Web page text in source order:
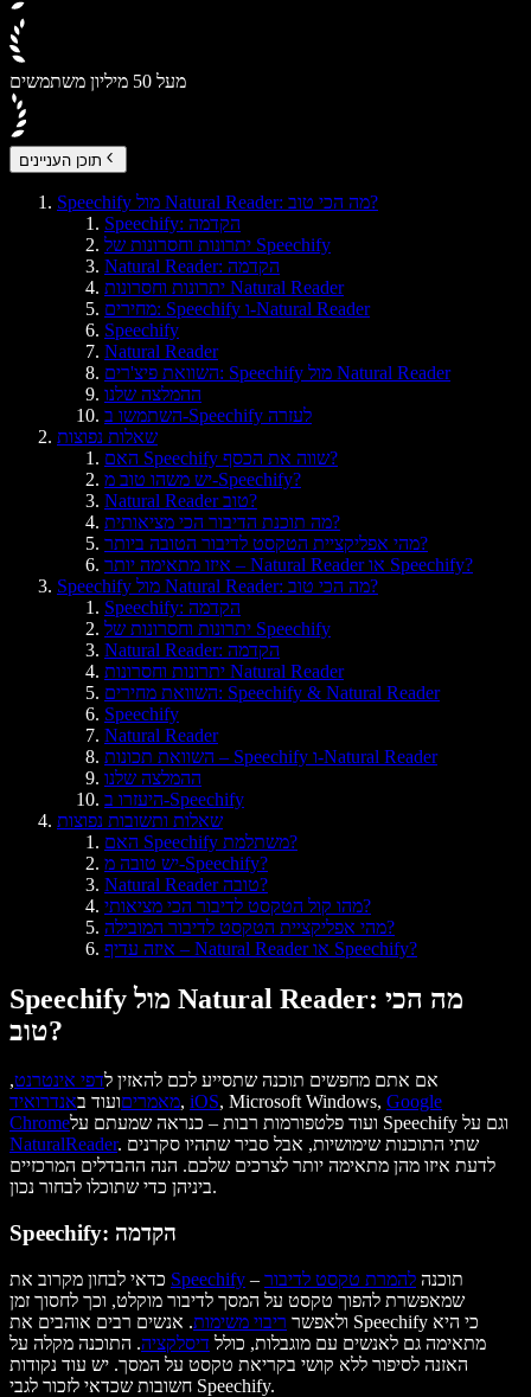
מעל 50 מיליון משתמשים
תוכן העניינים
Speechify מול Natural Reader: מה הכי טוב?
Speechify: הקדמה
יתרונות וחסרונות של Speechify
Natural Reader: הקדמה
יתרונות וחסרונות Natural Reader
מחירים: Speechify ו-Natural Reader
Speechify
Natural Reader
השוואת פיצ'רים: Speechify מול Natural Reader
ההמלצה שלנו
השתמשו ב-Speechify לעזרה
שאלות נפוצות
האם Speechify שווה את הכסף?
יש משהו טוב מ-Speechify?
Natural Reader טוב?
מה תוכנת הדיבור הכי מציאותית?
מהי אפליקציית הטקסט לדיבור הטובה ביותר?
איזו מתאימה יותר – Natural Reader או Speechify?
Speechify מול Natural Reader: מה הכי טוב?
Speechify: הקדמה
יתרונות וחסרונות של Speechify
Natural Reader: הקדמה
יתרונות וחסרונות Natural Reader
השוואת מחירים: Speechify & Natural Reader
Speechify
Natural Reader
השוואת תכונות – Speechify ו-Natural Reader
ההמלצה שלנו
היעזרו ב-Speechify
שאלות ותשובות נפוצות
האם Speechify משתלמת?
יש טובה מ-Speechify?
Natural Reader טובה?
מהו קול הטקסט לדיבור הכי מציאותי?
מהי אפליקציית הטקסט לדיבור המובילה?
איזה עדיף – Natural Reader או Speechify?
Speechify מול Natural Reader: מה הכי
טוב?
אם אתם מחפשים תוכנה שתסייע לכם להאזין לדפי אינטרנט,
מאמריםועוד באנדרואיד , iOS, Microsoft Windows, Google
Chrome
ועוד פלטפורמות רבות – כנראה שמעתם על Speechify וגם על
NaturalReader. שתי התוכנות שימושיות, אבל סביר שתהיו סקרנים
לדעת איזו מהן מתאימה יותר לצרכים שלכם. הנה ההבדלים המרכזיים
ביניהן כדי שתוכלו לבחור נכון.
Speechify: הקדמה
Speechify – תוכנה להמרת טקסט לדיבור
שמאפשרת להפוך טקסט על המסך לדיבור מוקלט, וכך לחסוך זמן
ולאפשר ריבוי משימות. אנשים רבים אוהבים את Speechify כי היא
מתאימה גם לאנשים עם מוגבלות, כולל דיסלקציה. התוכנה מקלה על
האזנה לסיפור ללא קושי בקריאת טקסט על המסך. יש עוד נקודות
חשובות שכדאי לזכור לגבי Speechify.